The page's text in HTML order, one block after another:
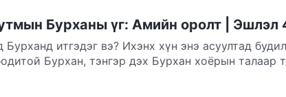
Бурханы үг: Амийн оролт | Эшлэл
Бурханд итгэдэг вэ? Ихэнх хүн энэ асуултад
Бурхан, тэнгэр дэх Бурхан хоёрын талаар